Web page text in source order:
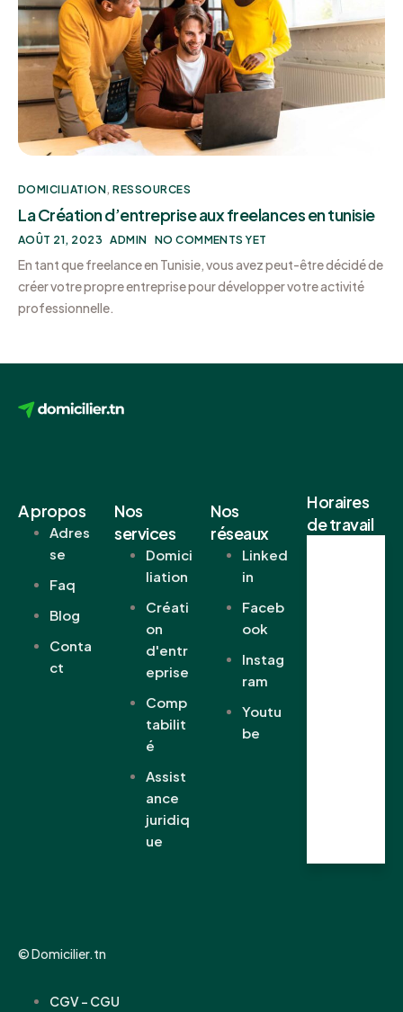
DOMICILIATION,RESSOURCES
La Création d’entreprise aux freelances en tunisie
AOÛT 21, 2023 ADMIN NO COMMENTS YET
En tant que freelance en Tunisie, vous avez peut-être décidé de
créer votre propre entreprise pour développer votre activité
professionnelle.
A propos
Adres
se
Faq
Blog
Conta
ct
Nos
services
Domici
liation
Créati
on
d'entr
eprise
Comp
tabilit
é
Assist
ance
juridiq
ue
Nos
réseaux
Linked
in
Faceb
ook
Instag
ram
Youtu
be
Horaires
de travail
© Domicilier.tn
CGV - CGU